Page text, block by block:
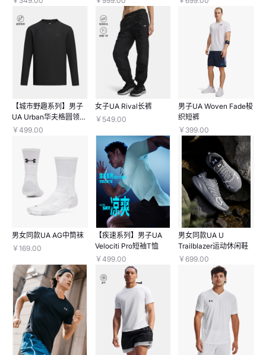
【城市野趣系列】男子
UA Urban华夫格圆领长
袖上衣
￥499.00
女子UA Rival长裤
￥549.00
男子UA Woven Fade梭
织短裤
￥399.00
男女同款UA AG中筒袜
￥169.00
【疾速系列】男子UA
Velociti Pro短袖T恤
￥499.00
男女同款UA U
Trailblazer运动休闲鞋
￥699.00